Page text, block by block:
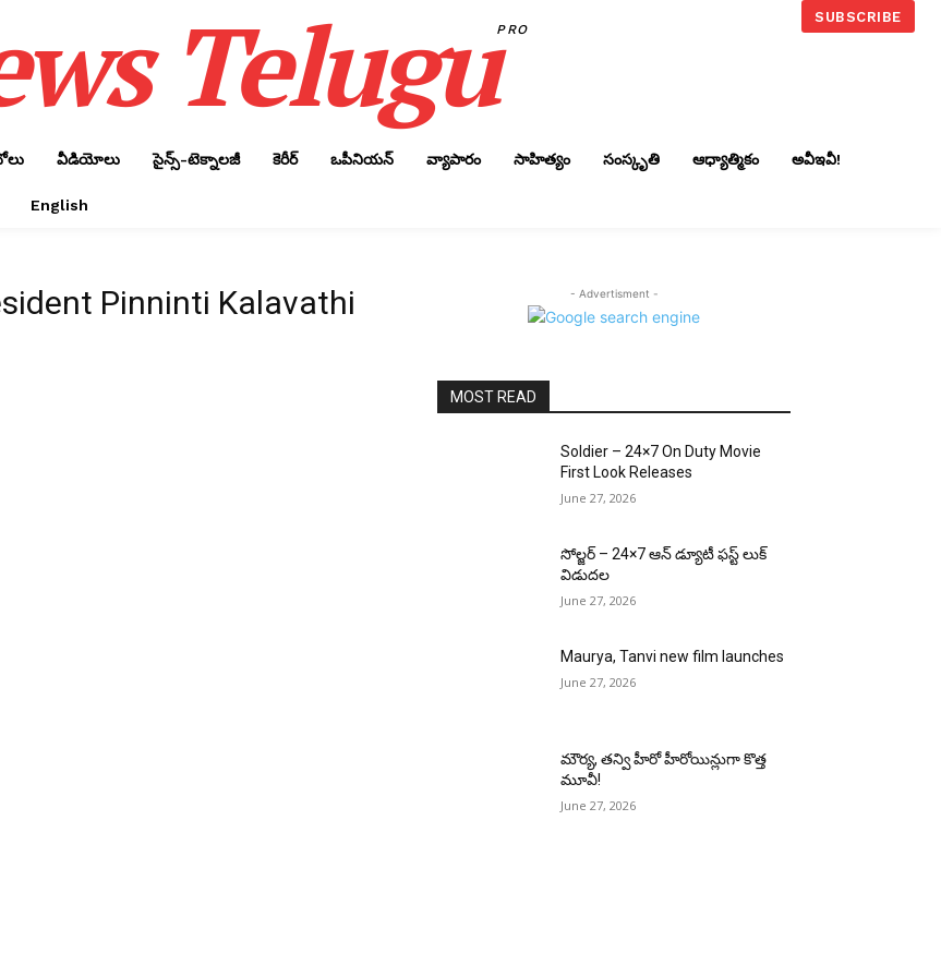
TeluguPRO
SUBSCRIBE
వీడియోలు సైన్స్‌-టెక్నాలజీ కెరీర్‌ ఒపీనియన్‌ వ్యాపారం సాహిత్యం సంస్కృతి ఆధ్యాత్మికం అవీఇవీ!
English
Pinninti Kalavathi - Advertisment -
MOST READ
Soldier – 24×7 On Duty Movie
First Look Releases
June 27, 2026
సోల్జర్ – 24×7 ఆన్ డ్యూటీ ఫస్ట్ లుక్
విడుదల
June 27, 2026
Maurya, Tanvi new film launches
June 27, 2026
మౌర్య‌, త‌న్వి హీరో హీరోయిన్లుగా కొత్త
మూవీ!
June 27, 2026